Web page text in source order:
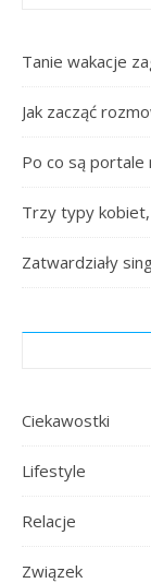
Tanie wakacje
Jak zacząć
Po co są portale
Trzy typy
Zatwardziały
Ciekawostki
Lifestyle
Relacje
Związek